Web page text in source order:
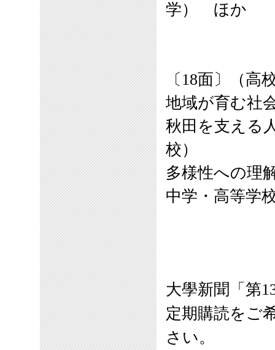
学） ほか
〔18面〕（高
地域が育む社
秋田を支える
校）
多様性への理
中学・高等学
大學新聞「第
定期購読をご
さい。